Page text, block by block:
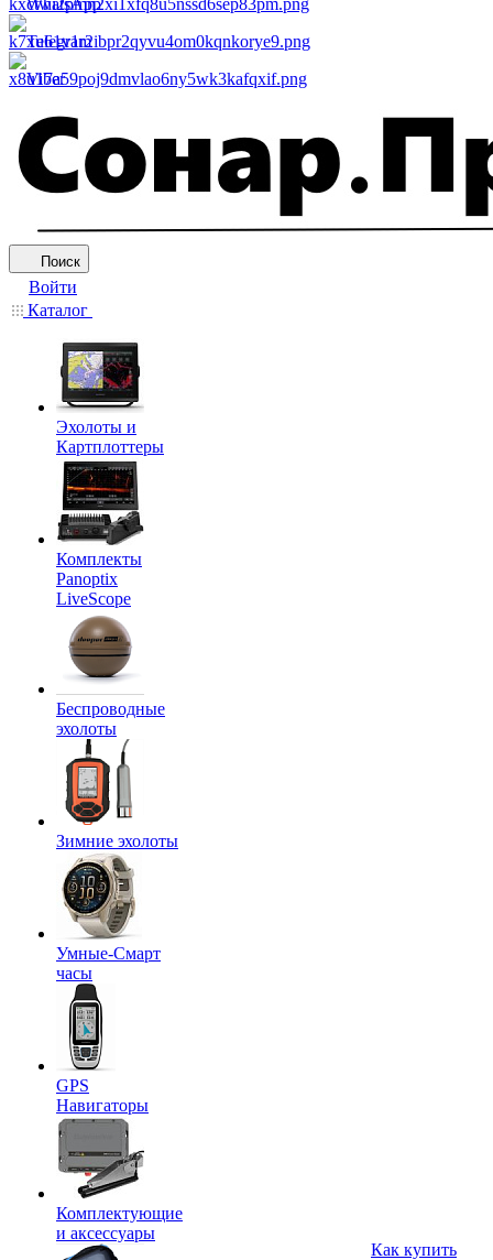
WhatsApp
Telegram
Viber
Поиск
Войти
Каталог
Эхолоты и
Картплоттеры
Комплекты
Panoptix
LiveScope
Беспроводные
эхолоты
Зимние эхолоты
Умные-Смарт
часы
GPS
Навигаторы
Комплектующие
и аксессуары
Как купить